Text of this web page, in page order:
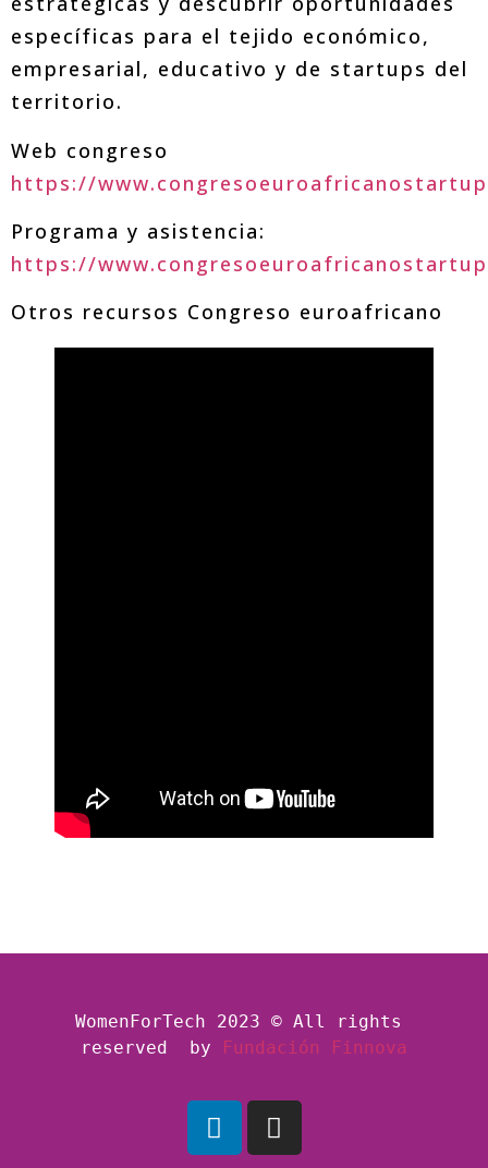
específicas para el tejido económico,
empresarial, educativo y de startups del
territorio.
Web congreso
https://
Programa y asistencia:
https://
Otros recursos Congreso euroafricano
WomenForTech 2023 © All rights
reserved  by
Fundación Finnova